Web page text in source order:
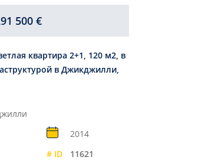
500 €
квартира 2+1, 120 м2, в
в Джикджилли,
2014
# ID 11621